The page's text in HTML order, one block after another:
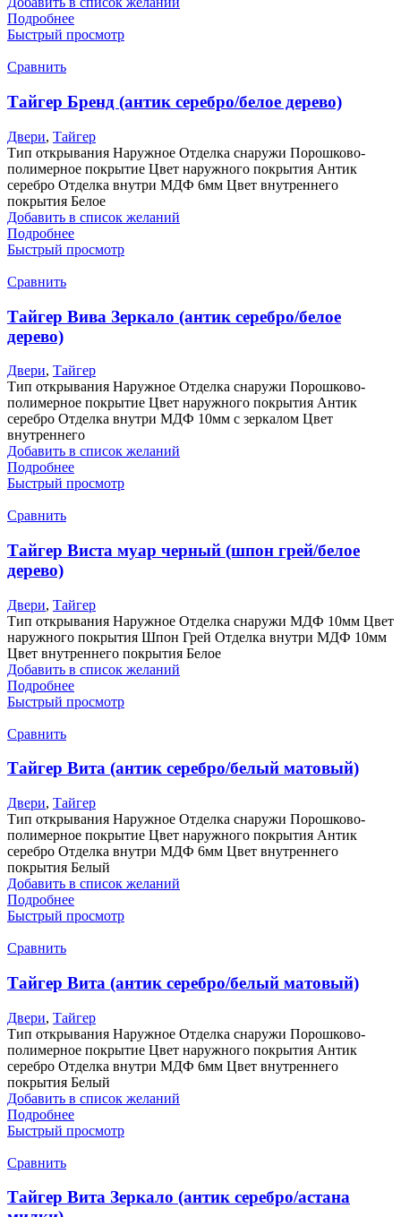
Подробнее
Быстрый просмотр
Сравнить
Тайгер Бренд (антик серебро/белое дерево)
Двери, Тайгер
Тип открывания Наружное Отделка снаружи Порошково-
полимерное покрытие Цвет наружного покрытия Антик
серебро Отделка внутри МДФ 6мм Цвет внутреннего
покрытия Белое
Добавить в список желаний
Подробнее
Быстрый просмотр
Сравнить
Тайгер Вива Зеркало (антик серебро/белое
дерево)
Двери, Тайгер
Тип открывания Наружное Отделка снаружи Порошково-
полимерное покрытие Цвет наружного покрытия Антик
серебро Отделка внутри МДФ 10мм с зеркалом Цвет
внутреннего
Добавить в список желаний
Подробнее
Быстрый просмотр
Сравнить
Тайгер Виста муар черный (шпон грей/белое
дерево)
Двери, Тайгер
Тип открывания Наружное Отделка снаружи МДФ 10мм Цвет
наружного покрытия Шпон Грей Отделка внутри МДФ 10мм
Цвет внутреннего покрытия Белое
Добавить в список желаний
Подробнее
Быстрый просмотр
Сравнить
Тайгер Вита (антик серебро/белый матовый)
Двери, Тайгер
Тип открывания Наружное Отделка снаружи Порошково-
полимерное покрытие Цвет наружного покрытия Антик
серебро Отделка внутри МДФ 6мм Цвет внутреннего
покрытия Белый
Добавить в список желаний
Подробнее
Быстрый просмотр
Сравнить
Тайгер Вита (антик серебро/белый матовый)
Двери, Тайгер
Тип открывания Наружное Отделка снаружи Порошково-
полимерное покрытие Цвет наружного покрытия Антик
серебро Отделка внутри МДФ 6мм Цвет внутреннего
покрытия Белый
Добавить в список желаний
Подробнее
Быстрый просмотр
Сравнить
Тайгер Вита Зеркало (антик серебро/астана